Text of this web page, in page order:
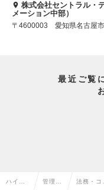
株式会社セントラル・
メーション中部）
〒4600003 愛知県名古屋
最近ご覧
ハイク 管理部 法務・コ